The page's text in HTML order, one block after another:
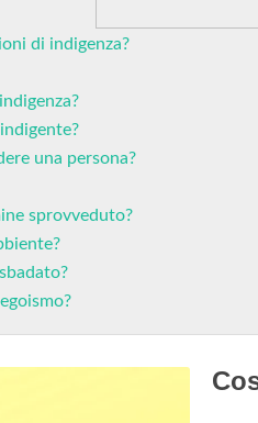
di indigenza?
una persona?
sprovveduto?